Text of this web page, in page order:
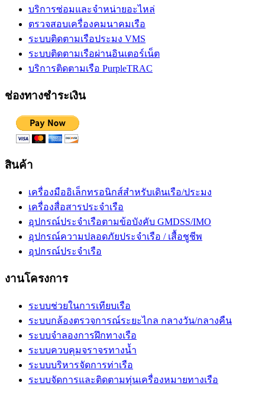
บริการซ่อมและจำหน่ายอะไหล่
ตรวจสอบเครื่องคมนาคมเรือ
ระบบติดตามเรือประมง VMS
ระบบติดตามเรือผ่านอินเตอร์เน็ต
บริการติดตามเรือ PurpleTRAC
ช่องทางชำระเงิน
สินค้า
เครื่องมืออิเล็กทรอนิกส์สำหรับเดินเรือ/ประมง
เครื่องสื่อสารประจำเรือ
อุปกรณ์ประจำเรือตามข้อบังคับ GMDSS/IMO
อุปกรณ์ความปลอดภัยประจำเรือ / เสื้อชูชีพ
อุปกรณ์ประจำเรือ
งานโครงการ
ระบบช่วยในการเทียบเรือ
ระบบกล้องตรวจการณ์ระยะไกล กลางวัน/กลางคืน
ระบบจำลองการฝึกทางเรือ
ระบบควบคุมจราจรทางน้ำ
ระบบบริหารจัดการท่าเรือ
ระบบจัดการและติดตามทุ่นเครื่องหมายทางเรือ